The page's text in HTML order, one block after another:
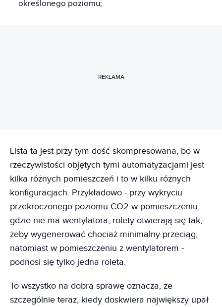
określonego poziomu;
REKLAMA
Lista ta jest przy tym dość skompresowana, bo w
rzeczywistości objętych tymi automatyzacjami jest
kilka różnych pomieszczeń i to w kilku różnych
konfiguracjach. Przykładowo - przy wykryciu
przekroczonego poziomu CO2 w pomieszczeniu,
gdzie nie ma wentylatora, rolety otwierają się tak,
żeby wygenerować chociaż minimalny przeciąg,
natomiast w pomieszczeniu z wentylatorem -
podnosi się tylko jedna roleta.
To wszystko na dobrą sprawę oznacza, że
szczególnie teraz, kiedy doskwiera największy upał